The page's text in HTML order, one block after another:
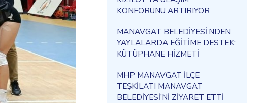
KONFORUNU ARTIRIYOR
MANAVGAT BELEDİYESİ’NDEN
YAYLALARDA EĞİTİME DESTEK:
KÜTÜPHANE HİZMETİ
MHP MANAVGAT İLÇE
TEŞKİLATI MANAVGAT
BELEDİYESİ’Nİ ZİYARET ETTİ